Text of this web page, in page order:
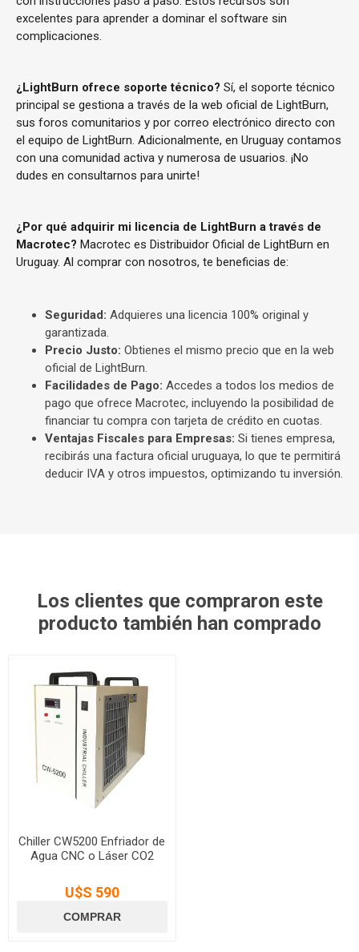
excelentes para aprender a dominar el software sin
complicaciones.
¿LightBurn ofrece soporte técnico? Sí, el soporte técnico
principal se gestiona a través de la web oficial de LightBurn,
sus foros comunitarios y por correo electrónico directo con
el equipo de LightBurn. Adicionalmente, en Uruguay contamos
con una comunidad activa y numerosa de usuarios. ¡No
dudes en consultarnos para unirte!
¿Por qué adquirir mi licencia de LightBurn a través de
Macrotec? Macrotec es Distribuidor Oficial de LightBurn en
Uruguay. Al comprar con nosotros, te beneficias de:
Seguridad: Adquieres una licencia 100% original y
garantizada.
Precio Justo: Obtienes el mismo precio que en la web
oficial de LightBurn.
Facilidades de Pago: Accedes a todos los medios de
pago que ofrece Macrotec, incluyendo la posibilidad de
financiar tu compra con tarjeta de crédito en cuotas.
Ventajas Fiscales para Empresas: Si tienes empresa,
recibirás una factura oficial uruguaya, lo que te permitirá
deducir IVA y otros impuestos, optimizando tu inversión.
Los clientes que compraron este
producto también han comprado
Chiller CW5200 Enfriador de
Agua CNC o Láser CO2
U$S 590